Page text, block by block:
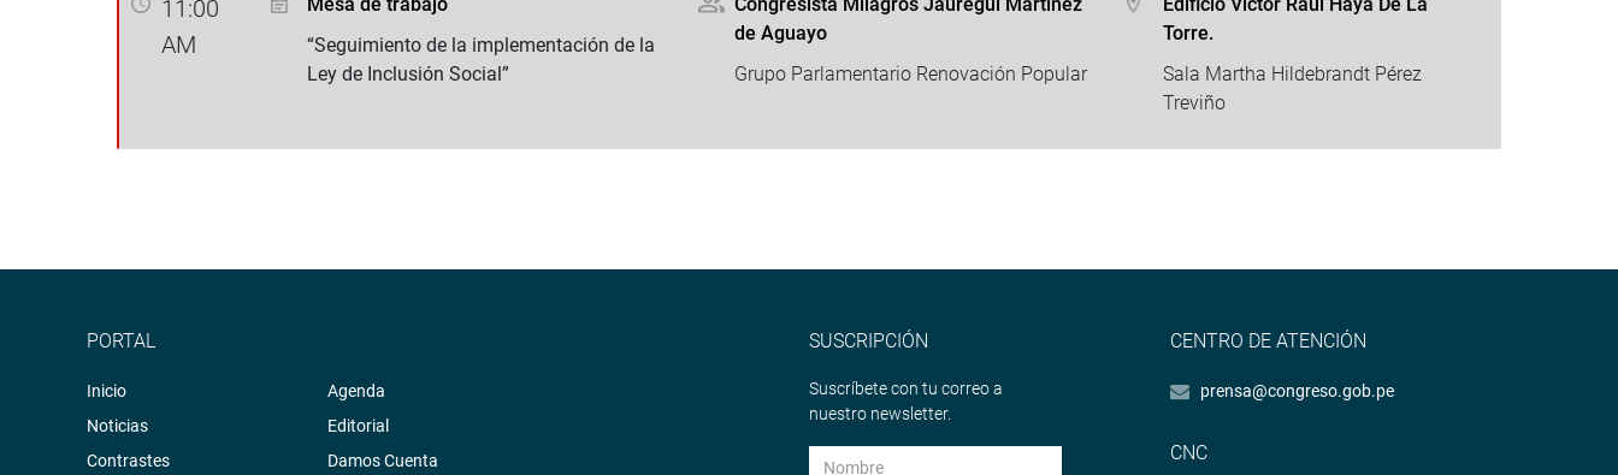
11:00
AM
“Seguimiento de la implementación de la
Ley de Inclusión Social”
de Aguayo
Grupo Parlamentario Renovación Popular
Torre.
Sala Martha Hildebrandt Pérez
Treviño
PORTAL
Inicio
Noticias
Contrastes
Agenda
Editorial
Damos Cuenta
SUSCRIPCIÓN
Suscríbete con tu correo a
nuestro newsletter.
CENTRO DE ATENCIÓN
prensa@congreso.gob.pe
CNC